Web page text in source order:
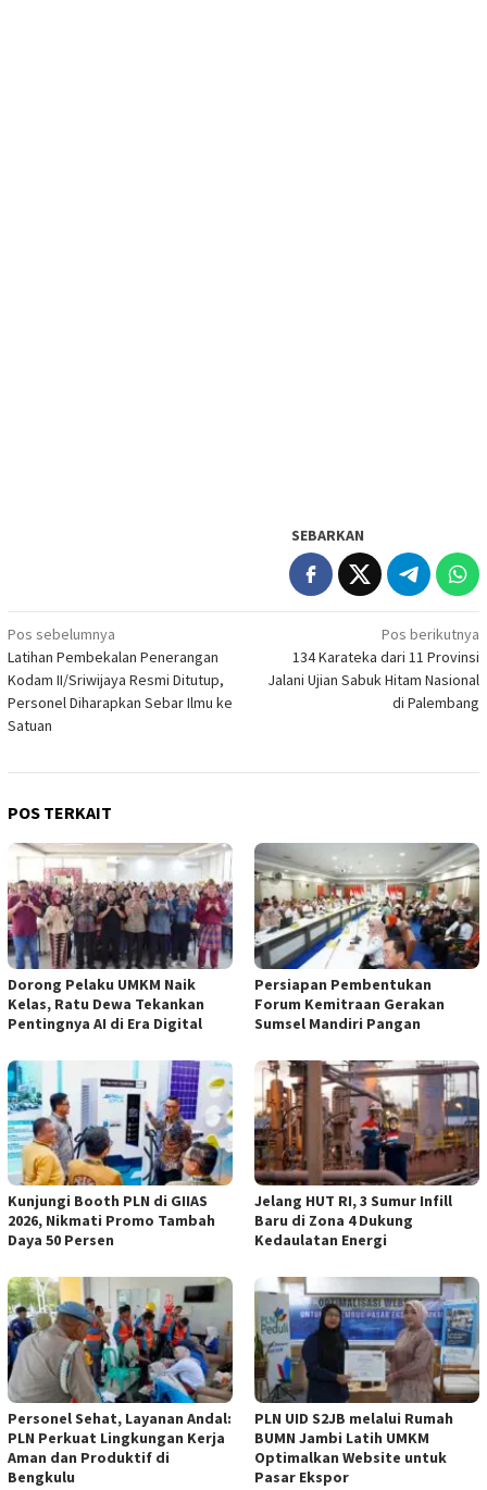
SEBARKAN
Navigasi
pos
Pos sebelumnya
Latihan Pembekalan Penerangan
Kodam II/Sriwijaya Resmi Ditutup,
Personel Diharapkan Sebar Ilmu ke
Satuan
Pos berikutnya
134 Karateka dari 11 Provinsi
Jalani Ujian Sabuk Hitam Nasional
di Palembang
POS TERKAIT
Dorong Pelaku UMKM Naik
Kelas, Ratu Dewa Tekankan
Pentingnya AI di Era Digital
Persiapan Pembentukan
Forum Kemitraan Gerakan
Sumsel Mandiri Pangan
Kunjungi Booth PLN di GIIAS
2026, Nikmati Promo Tambah
Daya 50 Persen
Jelang HUT RI, 3 Sumur Infill
Baru di Zona 4 Dukung
Kedaulatan Energi
Personel Sehat, Layanan Andal:
PLN Perkuat Lingkungan Kerja
Aman dan Produktif di
Bengkulu
PLN UID S2JB melalui Rumah
BUMN Jambi Latih UMKM
Optimalkan Website untuk
Pasar Ekspor